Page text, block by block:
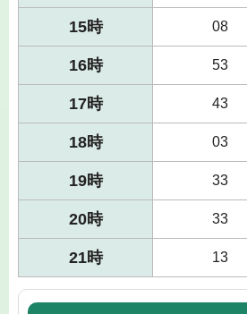
15時 08
16時 53
17時 43
18時 03
19時 33
20時 33
21時 13